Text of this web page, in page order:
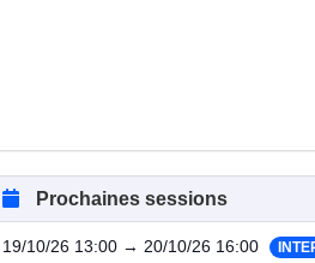
Prochaines sessions
19/10/26 13:00 → 20/10/26 16:00